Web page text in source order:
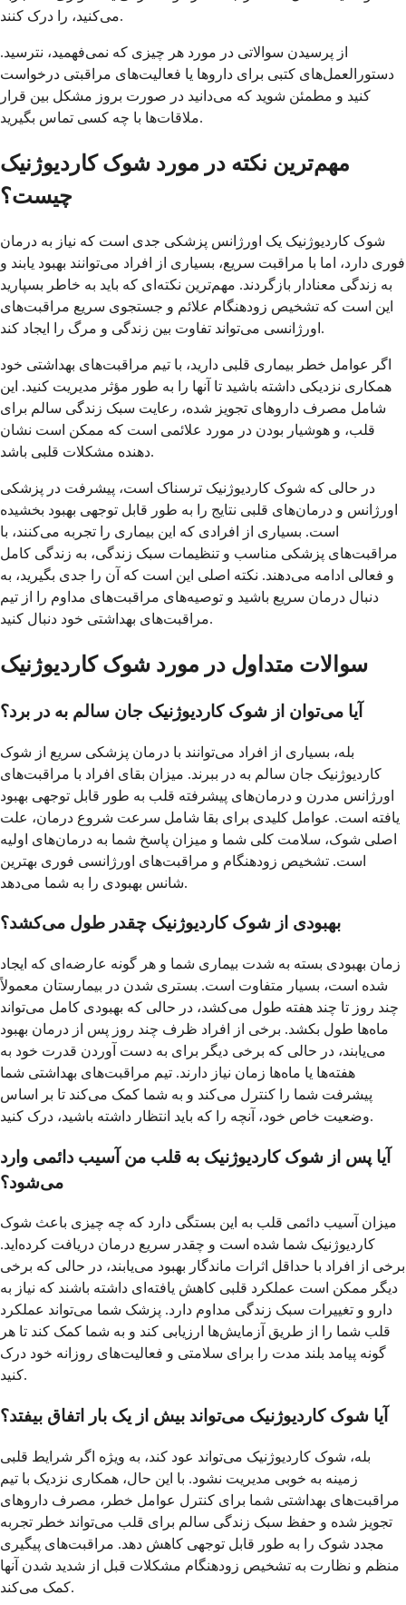
می‌کنید، را درک کنند.
از پرسیدن سوالاتی در مورد هر چیزی که نمی‌فهمید، نترسید.
دستورالعمل‌های کتبی برای داروها یا فعالیت‌های مراقبتی درخواست
کنید و مطمئن شوید که می‌دانید در صورت بروز مشکل بین قرار
ملاقات‌ها با چه کسی تماس بگیرید.
مهم‌ترین نکته در مورد شوک کاردیوژنیک
چیست؟
شوک کاردیوژنیک یک اورژانس پزشکی جدی است که نیاز به درمان
فوری دارد، اما با مراقبت سریع، بسیاری از افراد می‌توانند بهبود یابند و
به زندگی معنادار بازگردند. مهم‌ترین نکته‌ای که باید به خاطر بسپارید
این است که تشخیص زودهنگام علائم و جستجوی سریع مراقبت‌های
اورژانسی می‌تواند تفاوت بین زندگی و مرگ را ایجاد کند.
اگر عوامل خطر بیماری قلبی دارید، با تیم مراقبت‌های بهداشتی خود
همکاری نزدیکی داشته باشید تا آنها را به طور مؤثر مدیریت کنید. این
شامل مصرف داروهای تجویز شده، رعایت سبک زندگی سالم برای
قلب، و هوشیار بودن در مورد علائمی است که ممکن است نشان
دهنده مشکلات قلبی باشد.
در حالی که شوک کاردیوژنیک ترسناک است، پیشرفت در پزشکی
اورژانس و درمان‌های قلبی نتایج را به طور قابل توجهی بهبود بخشیده
است. بسیاری از افرادی که این بیماری را تجربه می‌کنند، با
مراقبت‌های پزشکی مناسب و تنظیمات سبک زندگی، به زندگی کامل
و فعالی ادامه می‌دهند. نکته اصلی این است که آن را جدی بگیرید، به
دنبال درمان سریع باشید و توصیه‌های مراقبت‌های مداوم را از تیم
مراقبت‌های بهداشتی خود دنبال کنید.
سوالات متداول در مورد شوک کاردیوژنیک
آیا می‌توان از شوک کاردیوژنیک جان سالم به در برد؟
بله، بسیاری از افراد می‌توانند با درمان پزشکی سریع از شوک
کاردیوژنیک جان سالم به در ببرند. میزان بقای افراد با مراقبت‌های
اورژانس مدرن و درمان‌های پیشرفته قلب به طور قابل توجهی بهبود
یافته است. عوامل کلیدی برای بقا شامل سرعت شروع درمان، علت
اصلی شوک، سلامت کلی شما و میزان پاسخ شما به درمان‌های اولیه
است. تشخیص زودهنگام و مراقبت‌های اورژانسی فوری بهترین
شانس بهبودی را به شما می‌دهد.
بهبودی از شوک کاردیوژنیک چقدر طول می‌کشد؟
زمان بهبودی بسته به شدت بیماری شما و هر گونه عارضه‌ای که ایجاد
شده است، بسیار متفاوت است. بستری شدن در بیمارستان معمولاً
چند روز تا چند هفته طول می‌کشد، در حالی که بهبودی کامل می‌تواند
ماه‌ها طول بکشد. برخی از افراد ظرف چند روز پس از درمان بهبود
می‌یابند، در حالی که برخی دیگر برای به دست آوردن قدرت خود به
هفته‌ها یا ماه‌ها زمان نیاز دارند. تیم مراقبت‌های بهداشتی شما
پیشرفت شما را کنترل می‌کند و به شما کمک می‌کند تا بر اساس
وضعیت خاص خود، آنچه را که باید انتظار داشته باشید، درک کنید.
آیا پس از شوک کاردیوژنیک به قلب من آسیب دائمی وارد
می‌شود؟
میزان آسیب دائمی قلب به این بستگی دارد که چه چیزی باعث شوک
کاردیوژنیک شما شده است و چقدر سریع درمان دریافت کرده‌اید.
برخی از افراد با حداقل اثرات ماندگار بهبود می‌یابند، در حالی که برخی
دیگر ممکن است عملکرد قلبی کاهش یافته‌ای داشته باشند که نیاز به
دارو و تغییرات سبک زندگی مداوم دارد. پزشک شما می‌تواند عملکرد
قلب شما را از طریق آزمایش‌ها ارزیابی کند و به شما کمک کند تا هر
گونه پیامد بلند مدت را برای سلامتی و فعالیت‌های روزانه خود درک
کنید.
آیا شوک کاردیوژنیک می‌تواند بیش از یک بار اتفاق بیفتد؟
بله، شوک کاردیوژنیک می‌تواند عود کند، به ویژه اگر شرایط قلبی
زمینه به خوبی مدیریت نشود. با این حال، همکاری نزدیک با تیم
مراقبت‌های بهداشتی شما برای کنترل عوامل خطر، مصرف داروهای
تجویز شده و حفظ سبک زندگی سالم برای قلب می‌تواند خطر تجربه
مجدد شوک را به طور قابل توجهی کاهش دهد. مراقبت‌های پیگیری
منظم و نظارت به تشخیص زودهنگام مشکلات قبل از شدید شدن آنها
کمک می‌کند.